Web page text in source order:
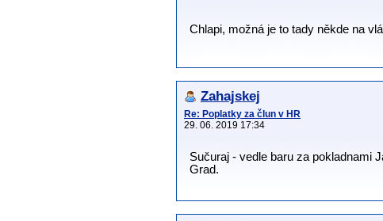
Chlapi, možná je to tady někde na
Zahajskej
Re: Poplatky za člun v HR
29. 06. 2019 17:34
Sučuraj - vedle baru za pokladnami
Grad.